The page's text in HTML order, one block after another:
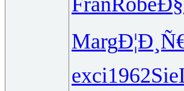
Marg
exci1962